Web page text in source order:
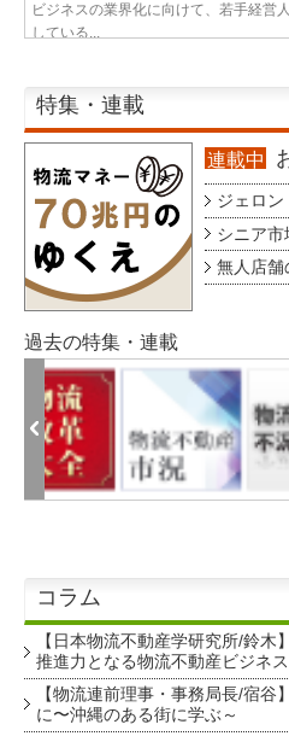
ビジネスの業界化に向けて、若手経営
している...
特集・連載
連載中
ジェロ
シニア
無人店
過去の特集・連載
コラム
【日本物流不動産学研究所/鈴木
推進力となる物流不動産ビジネス
【物流連前理事・事務局長/宿谷
に〜沖縄のある街に学ぶ～